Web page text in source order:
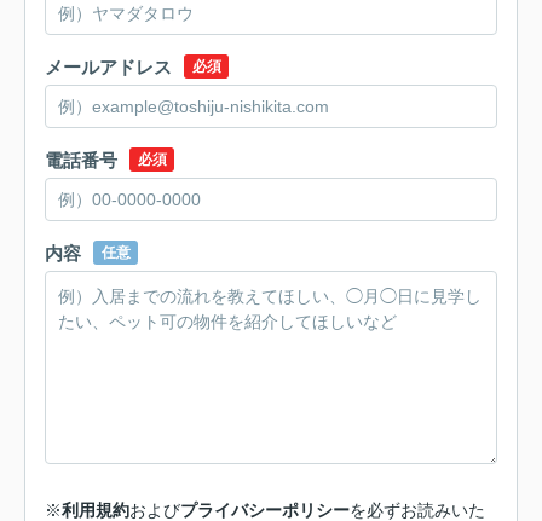
メールアドレス 必須
電話番号 必須
内容 任意
※利用規約およびプライバシーポリシーを必ずお読みいた